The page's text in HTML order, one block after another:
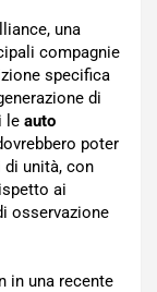
una
compagnie
specifica
di
le auto
poter
unità, con
ai
osservazione
in una recente